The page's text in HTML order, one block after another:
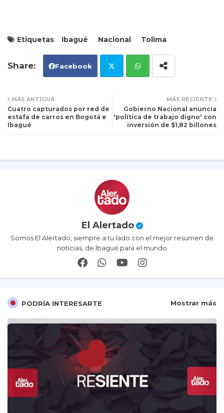
Etiquetas Ibagué Nacional Tolima
Facebook
itt ats
MÁS RECIENTE
Gobierno Nacional anuncia
'política de trabajo digno' con
inversión de $1,82 billones
MÁS ANTIGUA
Cuatro capturados por red de
estafa de carros en Bogotá e
Ibagué
El Alertado
Somos El Alertado, siempre a tu lado con el mejor resumen de
noticias, de Ibagué para el mundo
PODRÍA INTERESARTE Mostrar más